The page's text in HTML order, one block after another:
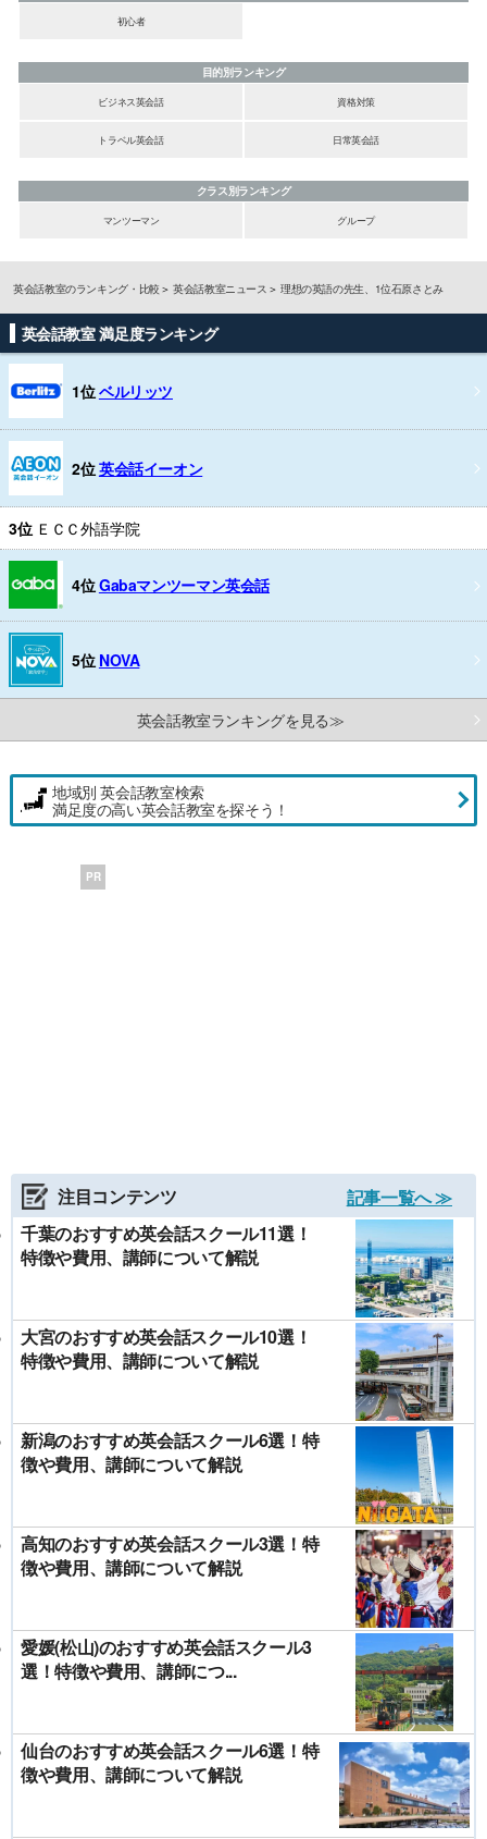
初心者
目的別ランキング
ビジネス英会話
資格対策
トラベル英会話 日常英会話
クラス別ランキング
マンツーマン
グループ
英会話教室のランキング・比較 英会話教室ニュース 理想の英語の先生、1位石原さとみ
英会話教室 満足度ランキング
1位ベルリッツ
2位英会話イーオン
3位 ＥＣＣ外語学院
4位Gabaマンツーマン英会話
5位 NOVA
英会話教室ランキングを見る≫
地域別 英会話教室検索
満足度の高い英会話教室を探そう！
PR
注目コンテンツ
記事一覧へ ≫
千葉のおすすめ英会話スクール11選！
特徴や費用、講師について解説
大宮のおすすめ英会話スクール10選！
特徴や費用、講師について解説
新潟のおすすめ英会話スクール6選！特
徴や費用、講師について解説
高知のおすすめ英会話スクール3選！特
徴や費用、講師について解説
愛媛(松山)のおすすめ英会話スクール3
選！特徴や費用、講師につ...
仙台のおすすめ英会話スクール6選！特
徴や費用、講師について解説